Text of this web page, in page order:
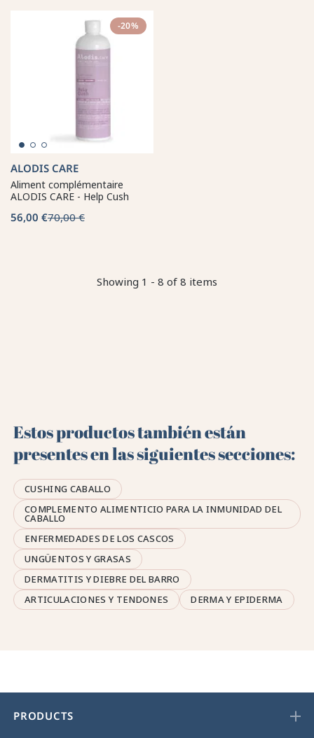
-20%
ALODIS CARE
Aliment complémentaire
ALODIS CARE - Help Cush
56,00 €70,00 €
Showing 1 - 8 of 8 items
Estos productos también están
presentes en las siguientes secciones:
CUSHING CABALLO
COMPLEMENTO ALIMENTICIO PARA LA INMUNIDAD DEL
CABALLO
ENFERMEDADES DE LOS CASCOS
UNGÜENTOS Y GRASAS
DERMATITIS Y DIEBRE DEL BARRO
ARTICULACIONES Y TENDONES
DERMA Y EPIDERMA
PRODUCTS